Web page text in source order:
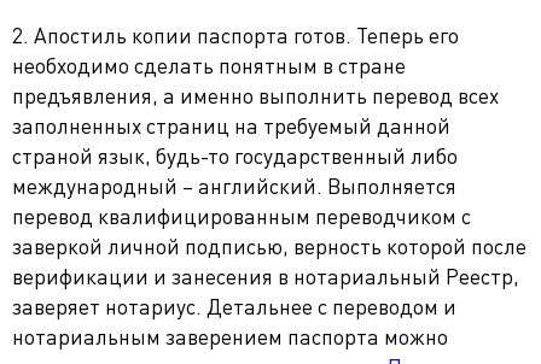
2. Апостиль копии паспорта готов. Теперь его
необходимо сделать понятным в стране
предъявления, а именно выполнить перевод всех
заполненных страниц на требуемый данной
страной язык, будь-то государственный либо
международный – английский. Выполняется
перевод квалифицированным переводчиком с
заверкой личной подписью, верность которой после
верификации и занесения в нотариальный Реестр,
заверяет нотариус. Детальнее с переводом и
нотариальным заверением паспорта можно